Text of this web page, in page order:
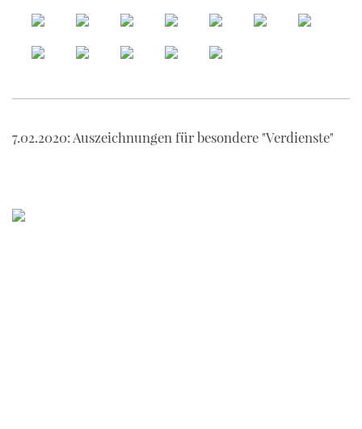
7.02.2020: Auszeichnungen für besondere "Verdienste"